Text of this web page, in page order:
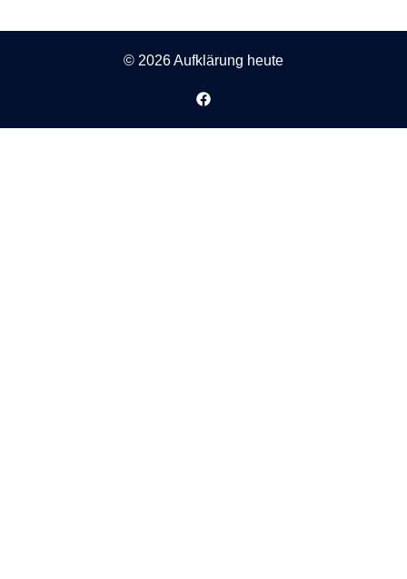
© 2026 Aufklärung heute